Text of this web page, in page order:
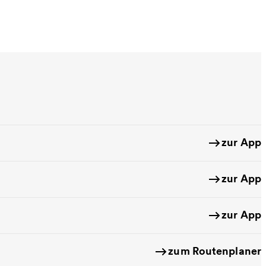
zur App
zur App
zur App
zum Routenplaner